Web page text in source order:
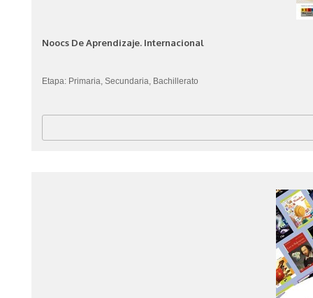
Noocs De Aprendizaje. Internacional
Etapa: Primaria, Secundaria, Bachillerato